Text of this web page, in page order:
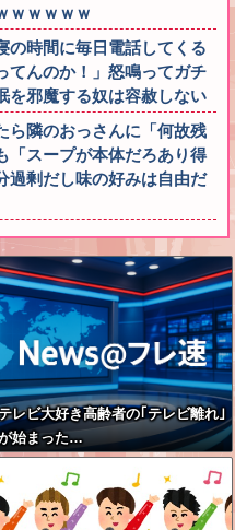
ｗｗｗｗｗ
の時間に毎日電話してくる
てんのか！」怒鳴ってガチ
邪魔する奴は容赦しない
ら隣のおっさんに「何故残
スープが本体だろあり得
過剰だし味の好みは自由だ
レビ大好き高齢者の｢テレビ離れ｣
始まった…